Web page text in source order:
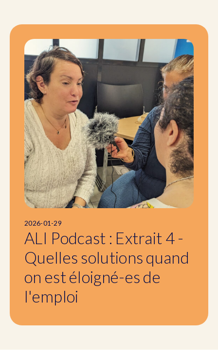
2026-01-29
ALI Podcast : Extrait 4 -
Quelles solutions quand
on est éloigné-es de
l'emploi